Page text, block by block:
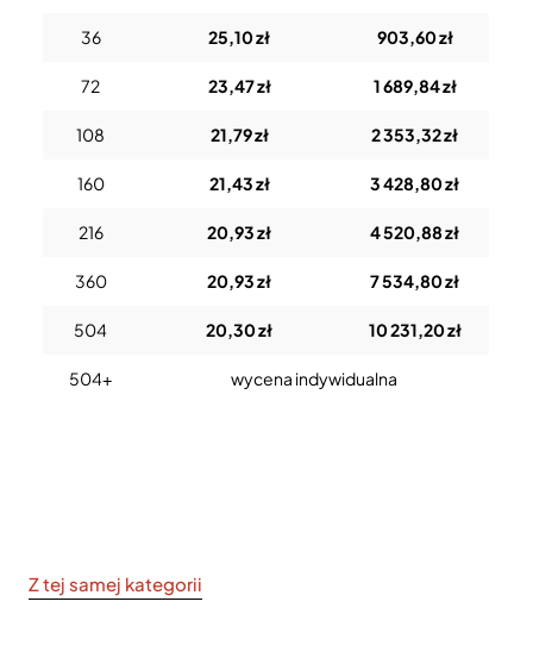
36 25,10 zł 903,60 zł
72 23,47 zł 1 689,84 zł
108 21,79 zł 2 353,32 zł
160 21,43 zł 3 428,80 zł
216 20,93 zł 4 520,88 zł
360 20,93 zł 7 534,80 zł
504 20,30 zł 10 231,20 zł
504+ wycena indywidualna
Z tej samej kategorii